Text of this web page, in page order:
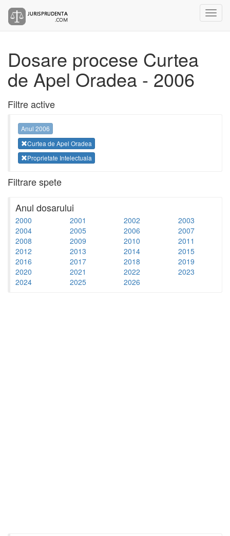
Dosare procese Curtea
de Apel Oradea - 2006
Filtre active
Anul 2006
Curtea de Apel Oradea
Proprietate Intelectuala
Filtrare spete
Anul dosarului
2000 2001 2002
2003
2004
2005 2006
2007
2008
2009 2010
2011
2012
2013 2014
2015
2016
2017 2018
2019
2020
2021 2022
2023
2024
2025 2026